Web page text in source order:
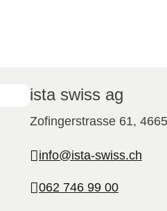
ista swiss ag
Zofingerstrasse 61,
info@ista-swiss.ch
062 746 99 00